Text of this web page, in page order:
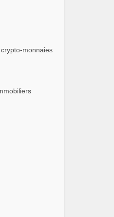
monnaies